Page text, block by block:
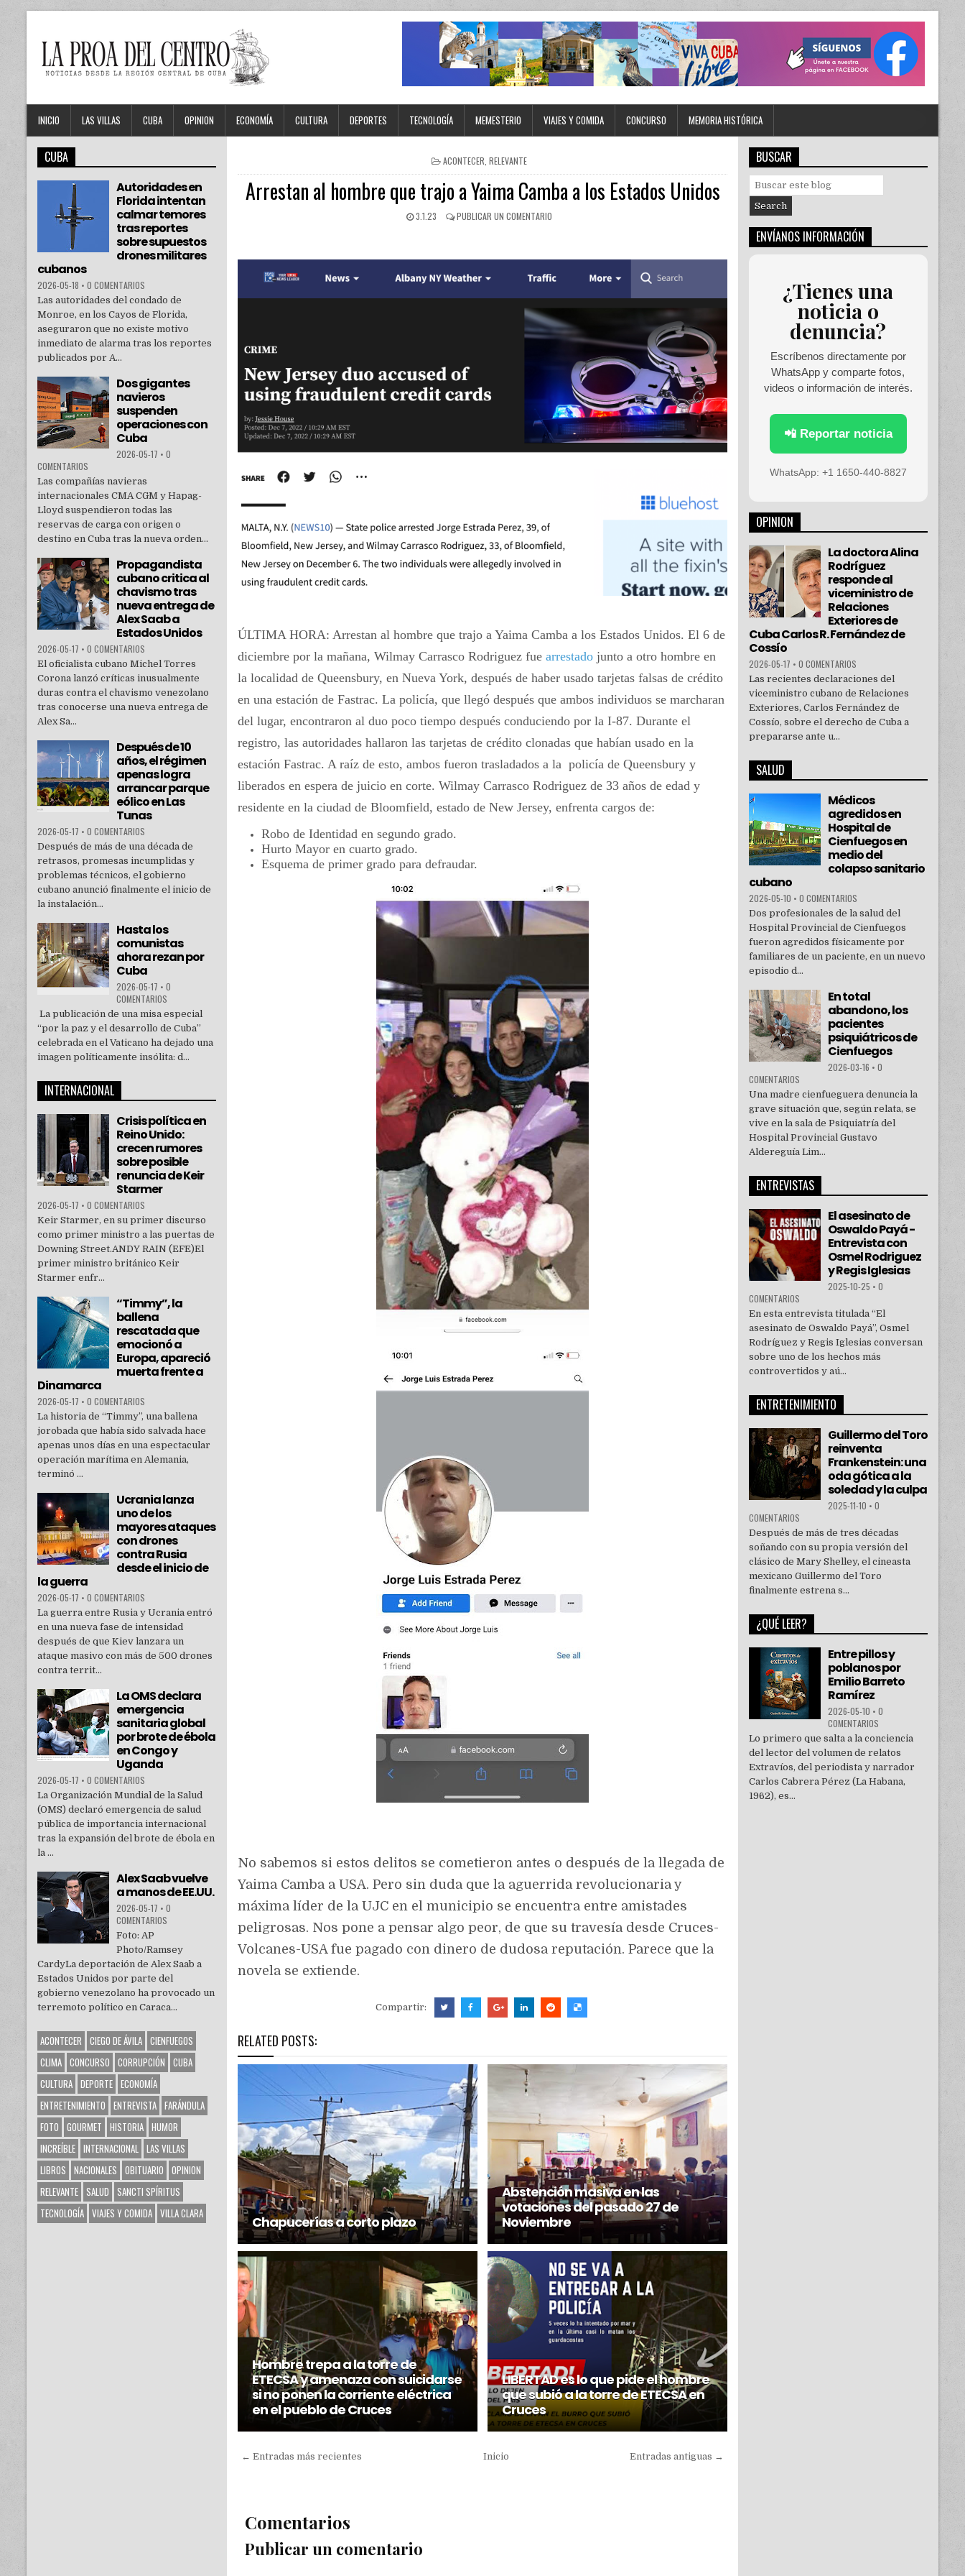
INICIO LAS VILLAS CUBA OPINION ECONOMÍA CULTURA DEPORTES TECNOLOGÍA MEMESTERIO VIAJES Y COMIDA CONCURSO MEMORIA HISTÓRICA
ACONTECER RELEVANTE
Arrestan al hombre que trajo a Yaima Camba a los Estados Unidos
3.1.23 PUBLICAR UN COMENTARIO
ÚLTIMA HORA: Arrestan al hombre que trajo a Yaima Camba a los Estados Unidos. El 6 de
diciembre por la mañana, Wilmay Carrasco Rodriguez fuearrestado junto a otro hombre en
la localidad de Queensbury, en Nueva York, después de haber usado tarjetas falsas de crédito
en una estación de Fastrac. La policía, que llegó después que ambos individuos se marcharan
del lugar, encontraron al duo poco tiempo después conduciendo por la I-87. Durante el
registro, las autoridades hallaron las tarjetas de crédito clonadas que habían usado en la
estación Fastrac. A raíz de esto, ambos fueron trasladados a la policía de Queensbury y
liberados en espera de juicio en corte. Wilmay Carrasco Rodriguez de 33 años de edad y
residente en la ciudad de Bloomfield, estado de New Jersey, enfrenta cargos de:
Robo de Identidad en segundo grado.
Hurto Mayor en cuarto grado.
Esquema de primer grado para defraudar.
No sabemos si estos delitos se cometieron antes o después de la llegada de
Yaima Camba a USA. Pero sin duda que la aguerrida revolucionaria y
máxima líder de la UJC en el municipio se encuentra entre amistades
peligrosas. Nos pone a pensar algo peor, de que su travesía desde Cruces-
Volcanes-USA fue pagado con dinero de dudosa reputación. Parece que la
novela se extiende.
Compartir:
RELATED POSTS:
Chapucerías a corto plazo
Abstención masiva en las
votaciones del pasado 27 de
Noviembre
Hombre trepa a la torre de
ETECSA y amenaza con suicidarse
si no ponen la corriente eléctrica
en el pueblo de Cruces
LIBERTAD es lo que pide el hombre
que subió a la torre de ETECSA en
Cruces
← Entradas más recientes Entradas antiguas →
Inicio
Comentarios
Publicar un comentario
CUBA
Autoridades en
Florida intentan
calmar temores
tras reportes
sobre supuestos
drones militares
cubanos
2026-05-18 • 0 COMENTARIOS
Las autoridades del condado de
Monroe, en los Cayos de Florida,
aseguraron que no existe motivo
inmediato de alarma tras los reportes
publicados por A...
Dos gigantes
navieros
suspenden
operaciones con
Cuba
2026-05-17 • 0
COMENTARIOS
Las compañías navieras
internacionales CMA CGM y Hapag-
Lloyd suspendieron todas las
reservas de carga con origen o
destino en Cuba tras la nueva orden...
Propagandista
cubano critica al
chavismo tras
nueva entrega de
Alex Saab a
Estados Unidos
2026-05-17 • 0 COMENTARIOS
El oficialista cubano Michel Torres
Corona lanzó críticas inusualmente
duras contra el chavismo venezolano
tras conocerse una nueva entrega de
Alex Sa...
Después de 10
años, el régimen
apenas logra
arrancar parque
eólico en Las
Tunas
2026-05-17 • 0 COMENTARIOS
Después de más de una década de
retrasos, promesas incumplidas y
problemas técnicos, el gobierno
cubano anunció finalmente el inicio de
la instalación...
Hasta los
comunistas
ahora rezan por
Cuba
2026-05-17 • 0
COMENTARIOS
La publicación de una misa especial
“por la paz y el desarrollo de Cuba”
celebrada en el Vaticano ha dejado una
imagen políticamente insólita: d...
INTERNACIONAL
Crisis política en
Reino Unido:
crecen rumores
sobre posible
renuncia de Keir
Starmer
2026-05-17 • 0 COMENTARIOS
Keir Starmer, en su primer discurso
como primer ministro a las puertas de
Downing Street.ANDY RAIN (EFE)El
primer ministro británico Keir
Starmer enfr...
“Timmy”, la
ballena
rescatada que
emocionó a
Europa, apareció
muerta frente a
Dinamarca
2026-05-17 • 0 COMENTARIOS
La historia de “Timmy”, una ballena
jorobada que había sido salvada hace
apenas unos días en una espectacular
operación marítima en Alemania,
terminó ...
Ucrania lanza
uno de los
mayores ataques
con drones
contra Rusia
desde el inicio de
la guerra
2026-05-17 • 0 COMENTARIOS
La guerra entre Rusia y Ucrania entró
en una nueva fase de intensidad
después de que Kiev lanzara un
ataque masivo con más de 500 drones
contra territ...
La OMS declara
emergencia
sanitaria global
por brote de ébola
en Congo y
Uganda
2026-05-17 • 0 COMENTARIOS
La Organización Mundial de la Salud
(OMS) declaró emergencia de salud
pública de importancia internacional
tras la expansión del brote de ébola en
la ...
Alex Saab vuelve
a manos de EE.UU.
2026-05-17 • 0
COMENTARIOS
Foto: AP
Photo/Ramsey
CardyLa deportación de Alex Saab a
Estados Unidos por parte del
gobierno venezolano ha provocado un
terremoto político en Caraca...
ACONTECER CIEGO DE ÁVILA CIENFUEGOS
CLIMA CONCURSO CORRUPCIÓN CUBA
CULTURA DEPORTE ECONOMÍA
ENTRETENIMIENTO ENTREVISTA FARÁNDULA
FOTO GOURMET HISTORIA HUMOR
INCREÍBLE INTERNACIONAL LAS VILLAS
LIBROS NACIONALES OBITUARIO OPINION
RELEVANTE SALUD SANCTI SPÍRITUS
TECNOLOGÍA VIAJES Y COMIDA VILLA CLARA
BUSCAR
e
r
ENVÍANOS INFORMACIÓN
¿Tienes una
noticia o
denuncia?
Escríbenos directamente por
WhatsApp y comparte fotos,
videos o información de interés.
📲 Reportar noticia
WhatsApp: +1 1650-440-8827
OPINION
La doctora Alina
Rodríguez
responde al
viceministro de
Relaciones
Exteriores de
Cuba Carlos R. Fernández de
Cossío
2026-05-17 • 0 COMENTARIOS
Las recientes declaraciones del
viceministro cubano de Relaciones
Exteriores, Carlos Fernández de
Cossío, sobre el derecho de Cuba a
prepararse ante u...
SALUD
Médicos
agredidos en
Hospital de
Cienfuegos en
medio del
colapso sanitario
cubano
2026-05-10 • 0 COMENTARIOS
Dos profesionales de la salud del
Hospital Provincial de Cienfuegos
fueron agredidos físicamente por
familiares de un paciente, en un nuevo
episodio d...
En total
abandono, los
pacientes
psiquiátricos de
Cienfuegos
2026-03-16 • 0
COMENTARIOS
Una madre cienfueguera denuncia la
grave situación que, según relata, se
vive en la sala de Psiquiatría del
Hospital Provincial Gustavo
Aldereguía Lim...
ENTREVISTAS
El asesinato de
Oswaldo Payá -
Entrevista con
Osmel Rodriguez
y Regis Iglesias
2025-10-25 • 0
COMENTARIOS
En esta entrevista titulada “El
asesinato de Oswaldo Payá”, Osmel
Rodríguez y Regis Iglesias conversan
sobre uno de los hechos más
controvertidos y aú...
ENTRETENIMIENTO
Guillermo del Toro
reinventa
Frankenstein: una
oda gótica a la
soledad y la culpa
2025-11-10 • 0
COMENTARIOS
Después de más de tres décadas
soñando con su propia versión del
clásico de Mary Shelley, el cineasta
mexicano Guillermo del Toro
finalmente estrena s...
¿QUÉ LEER?
Entre pillos y
poblanos por
Emilio Barreto
Ramírez
2026-05-10 • 0
COMENTARIOS
Lo primero que salta a la conciencia
del lector del volumen de relatos
Extravíos, del periodista y narrador
Carlos Cabrera Pérez (La Habana,
1962), es...